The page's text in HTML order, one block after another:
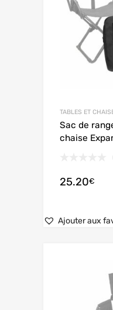
TABLES ET
Sac de
chaise
25.20€
Ajouter aux